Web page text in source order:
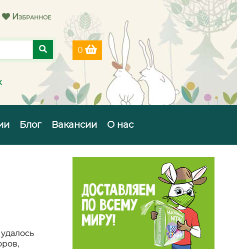
Избранное
0
Блог Вакансии О нас